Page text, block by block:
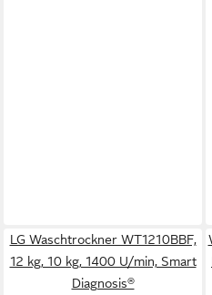
LG Waschtrockner WT1210BBF,
12 kg, 10 kg, 1400 U/min, Smart
Diagnosis®